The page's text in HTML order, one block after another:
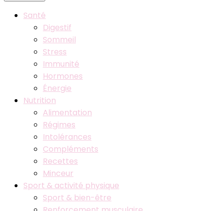
Studiolivia
Santé
Digestif
Sommeil
Stress
Immunité
Hormones
Énergie
Nutrition
Alimentation
Régimes
Intolérances
Compléments
Recettes
Minceur
Sport & activité physique
Sport & bien-être